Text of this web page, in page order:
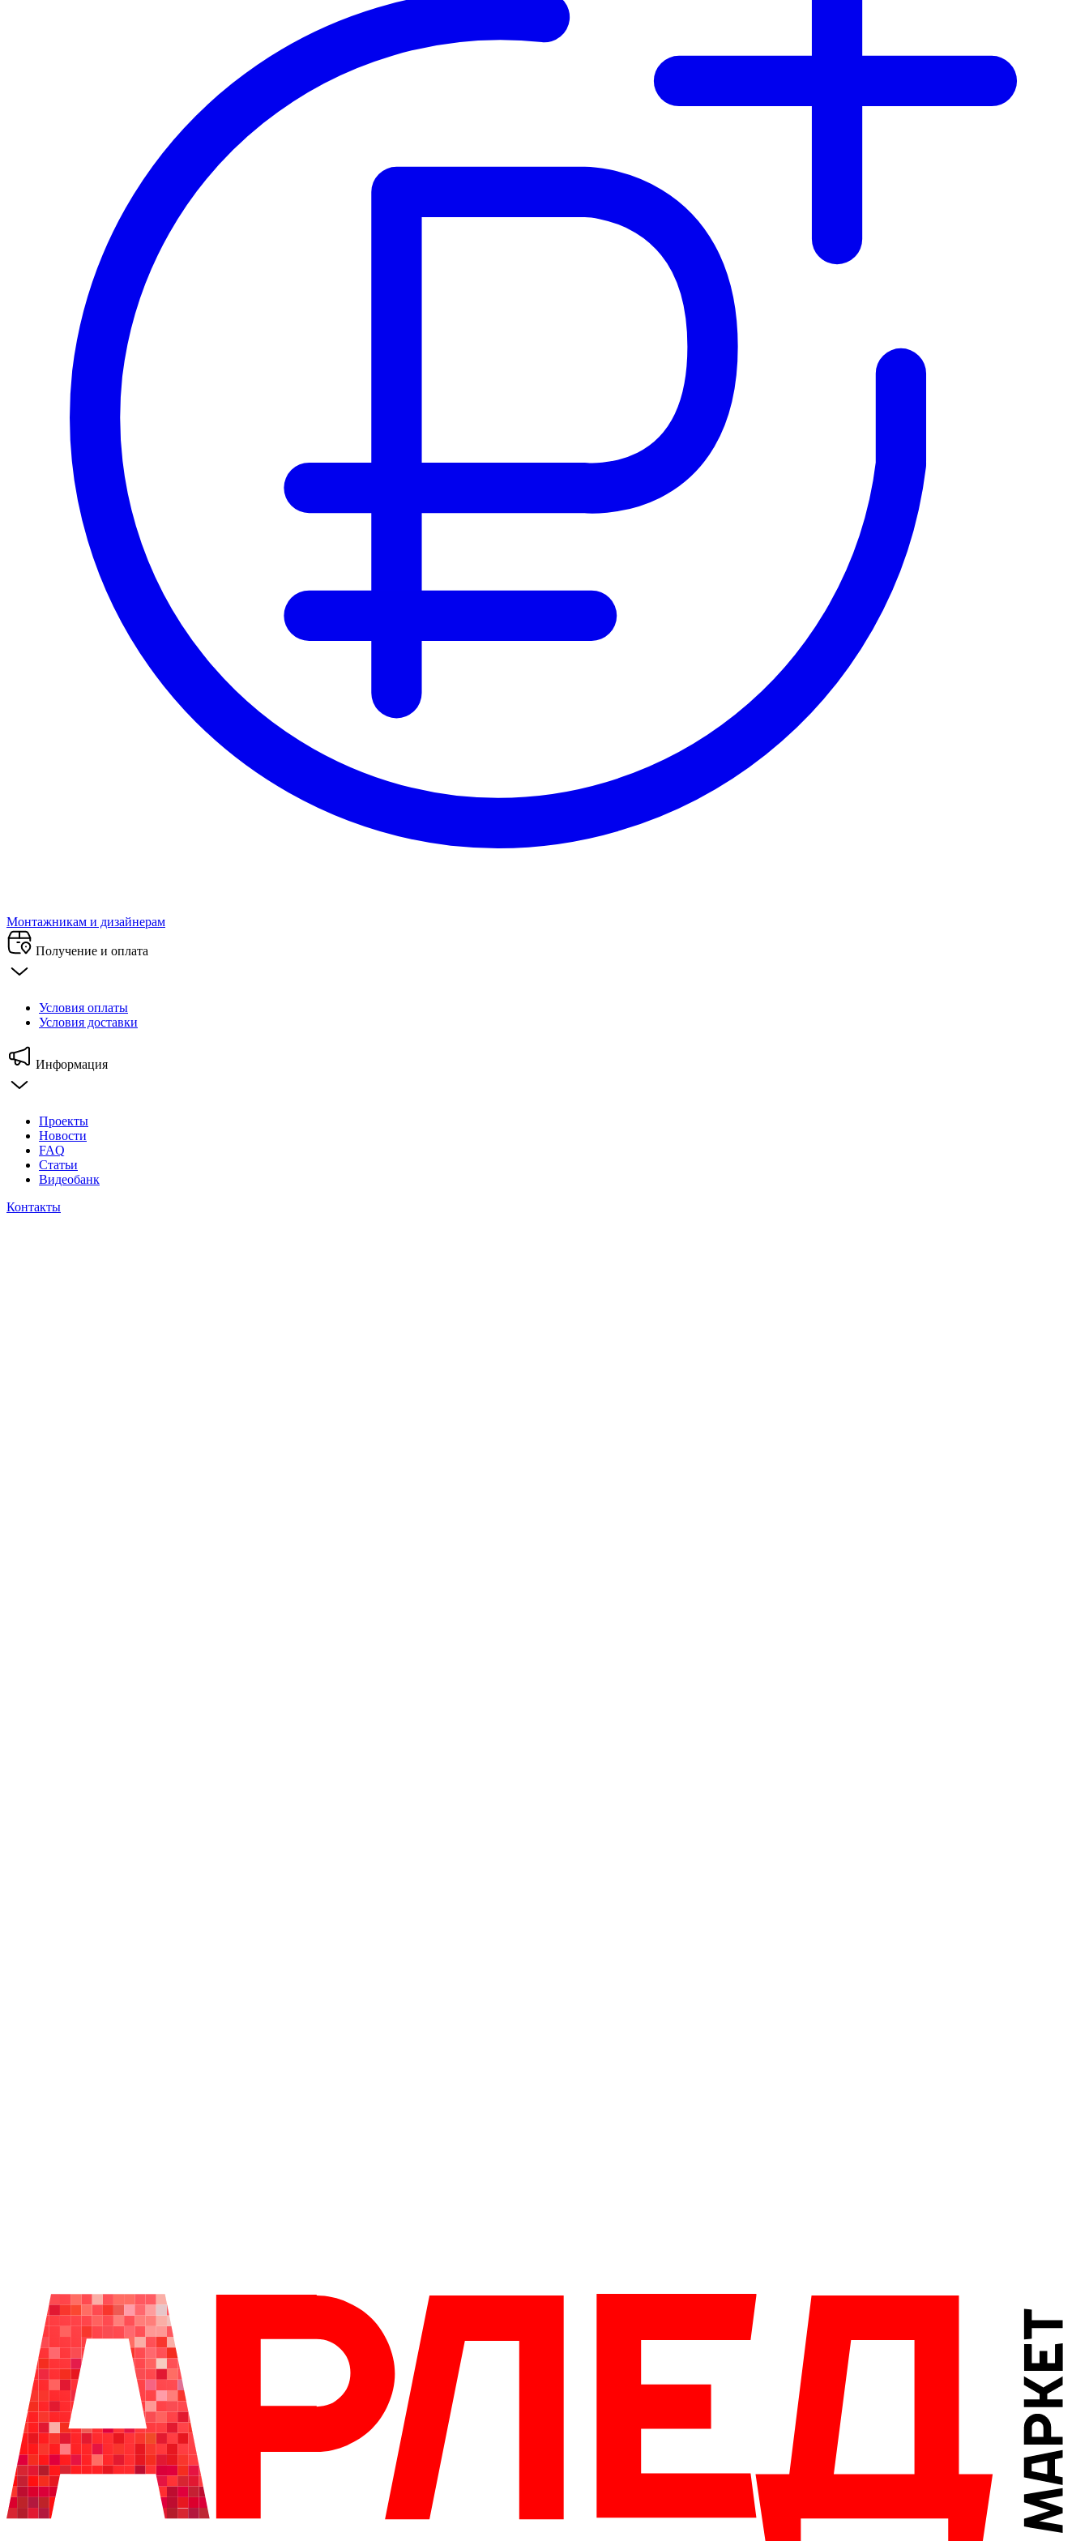
Монтажникам и дизайнерам
Получение и оплата
Условия оплаты
Условия доставки
Информация
Проекты
Новости
FAQ
Статьи
Видеобанк
Контакты